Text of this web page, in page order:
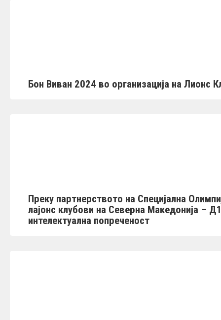
Бон Виван 2024 во организација на Лионс
Преку партнерството на Специјална
лајонс клубови на Северна Македонија –
интелектуална попреченост